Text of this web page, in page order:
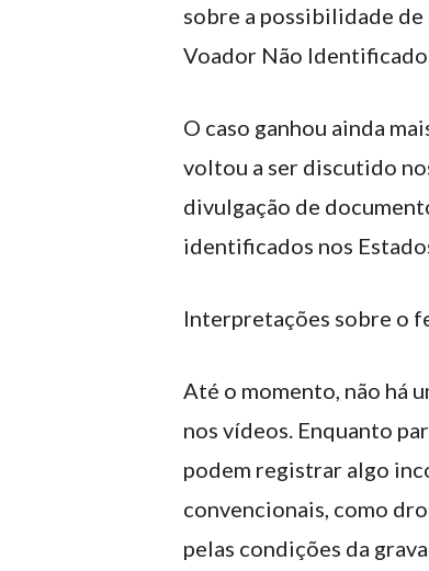
sobre a possibilidade
Voador Não Identificado.
O caso ganhou ainda
voltou a ser discutido
divulgação de
identificados nos
Interpretações sobre o
Até o momento, não há
nos vídeos. Enquanto
podem registrar algo
convencionais, como
pelas condições da